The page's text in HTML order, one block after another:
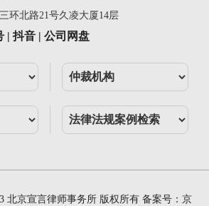
环北路21号久凌大厦14层
| 抖音 | 公司网盘
北京宣言律师事务所 版权所有 备案号：京